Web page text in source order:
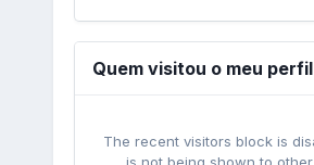
Quem visitou o meu perfil
The recent visitors block is
is not being shown to